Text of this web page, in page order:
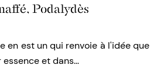
Podalydès
en est un qui renvoie à l'idée que
et dans…